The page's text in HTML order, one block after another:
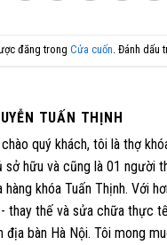
đăng trong Cửa cuốn. Đánh dấu
TUẤN THỊNH
quý khách, tôi là thợ
sở hữu và cũng là 01 người
hàng khóa Tuấn Thịnh. Với
thay thế và sửa chữa thực
địa bàn Hà Nội. Tôi mong